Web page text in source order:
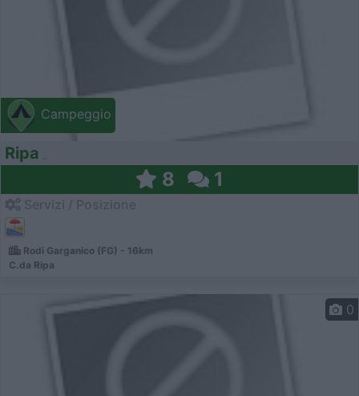
Campeggio
Ripa
8 1
Rodi Garganico (FG) - 16km
C.da Ripa
0